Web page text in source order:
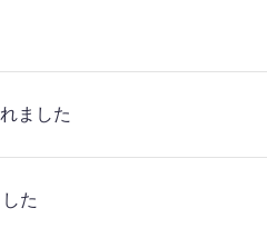
ました
た